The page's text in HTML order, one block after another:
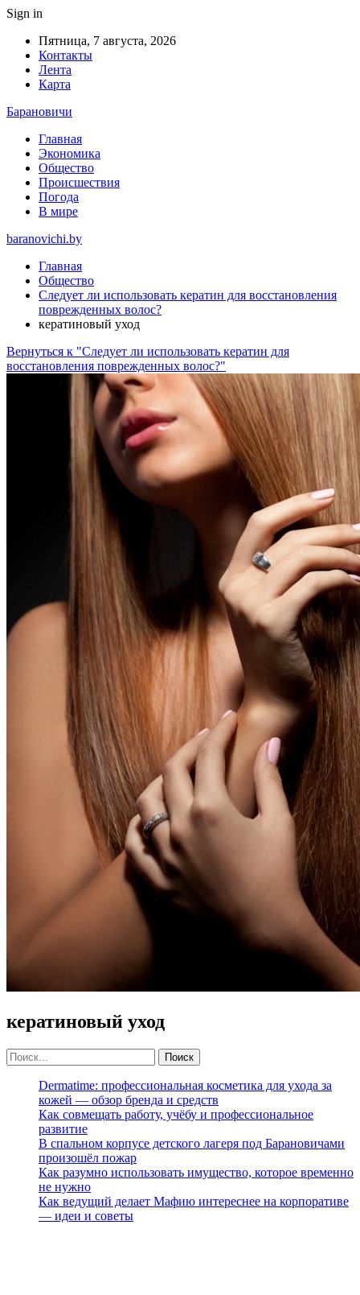
Sign in
Пятница, 7 августа, 2026
Контакты
Лента
Карта
Барановичи
Главная
Экономика
Общество
Происшествия
Погода
В мире
baranovichi.by
Главная
Общество
Cледует ли использовать кератин для восстановления
поврежденных волос?
кератиновый уход
Вернуться к "Cледует ли использовать кератин для
восстановления поврежденных волос?"
кератиновый уход
Dermatime: профессиональная косметика для ухода за
кожей — обзор бренда и средств
Как совмещать работу, учёбу и профессиональное
развитие
В спальном корпусе детского лагеря под Барановичами
произошёл пожар
Как разумно использовать имущество, которое временно
не нужно
Как ведущий делает Мафию интереснее на корпоративе
— идеи и советы